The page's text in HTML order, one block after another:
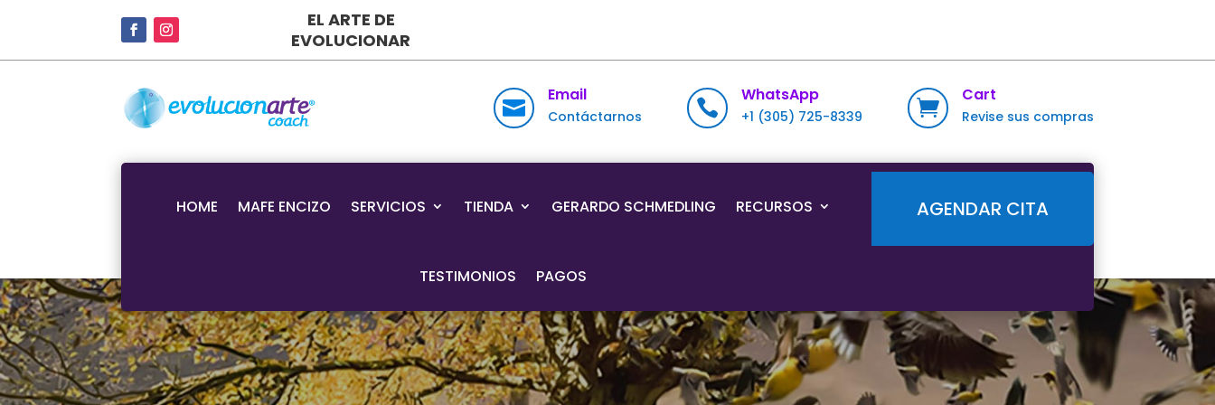
EL ARTE DE
EVOLUCIONAR

Email
Contáctarnos 
WhatsApp
+1 (305) 725-8339 
Cart
Revise sus compras
HOME MAFE ENCIZO SERVICIOS TIENDA GERARDO SCHMEDLING RECURSOS
TESTIMONIOS PAGOS
AGENDAR CITA